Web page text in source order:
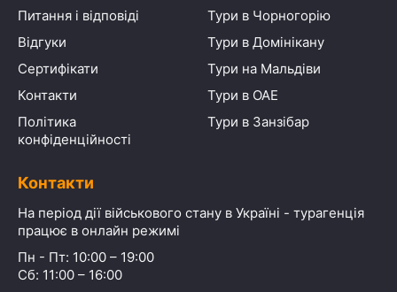
Питання і відповіді
Відгуки
Сертифікати
Контакти
Політика
конфіденційності
Тури в Чорногорію
Тури в Домінікану
Тури на Мальдіви
Тури в ОАЕ
Тури в Занзібар
Контакти
На період дії військового стану в Україні - турагенція
працює в онлайн режимі
Пн - Пт: 10:00 – 19:00
Сб: 11:00 – 16:00